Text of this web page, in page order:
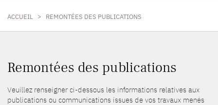
ACCUEIL > REMONTÉES DES PUBLICATIONS
Remontées des publications
Veuillez renseigner ci-dessous les informations relatives aux
publications ou communications issues de vos travaux menés